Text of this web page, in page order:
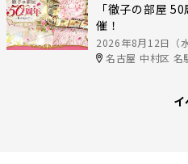
「徹子の部屋
催！
2026年8月12日（
名古屋 中村区 名